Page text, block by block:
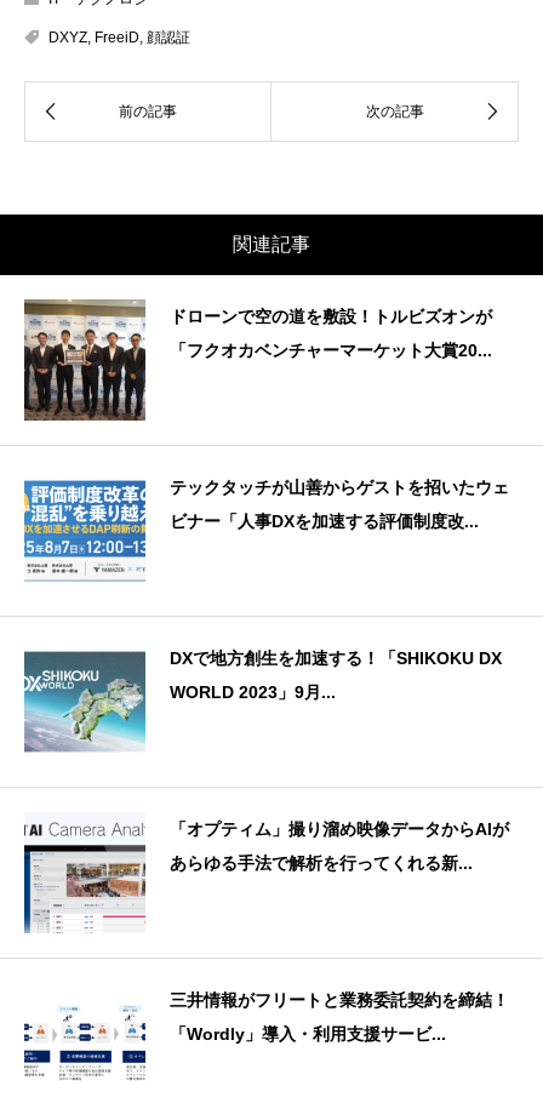
DXYZ, FreeiD, 顔認証
関連記事
ドローンで空の道を敷設！トルビズオンが
「フクオカベンチャーマーケット大賞20...
テックタッチが山善からゲストを招いたウェ
ビナー「人事DXを加速する評価制度改...
DXで地方創生を加速する！「SHIKOKU DX
WORLD 2023」9月...
「オプティム」撮り溜め映像データからAIが
あらゆる手法で解析を行ってくれる新...
三井情報がフリートと業務委託契約を締結！
「Wordly」導入・利用支援サービ...